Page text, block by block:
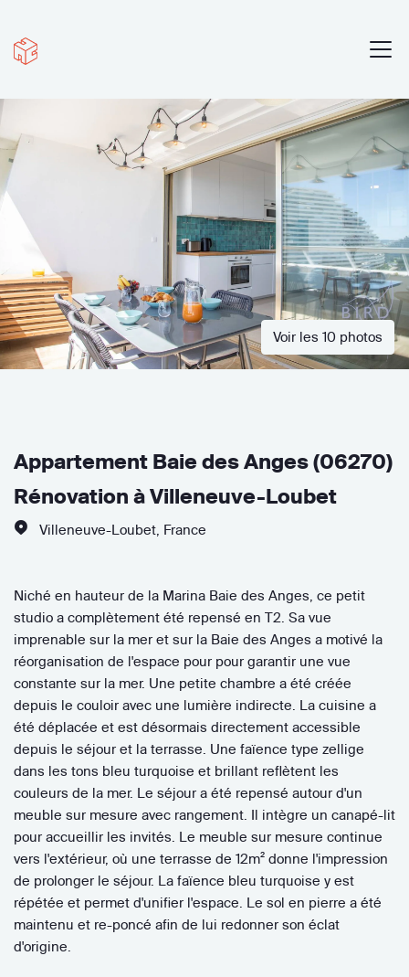
Voir les 10 photos
Appartement Baie des Anges (06270)
Rénovation à Villeneuve-Loubet
Villeneuve-Loubet France
Niché en hauteur de la Marina Baie des Anges, ce petit
studio a complètement été repensé en T2. Sa vue
imprenable sur la mer et sur la Baie des Anges a motivé la
réorganisation de l'espace pour pour garantir une vue
constante sur la mer. Une petite chambre a été créée
depuis le couloir avec une lumière indirecte. La cuisine a
été déplacée et est désormais directement accessible
depuis le séjour et la terrasse. Une faïence type zellige
dans les tons bleu turquoise et brillant reflètent les
couleurs de la mer. Le séjour a été repensé autour d'un
meuble sur mesure avec rangement. Il intègre un canapé-lit
pour accueillir les invités. Le meuble sur mesure continue
vers l'extérieur, où une terrasse de 12m² donne l'impression
de prolonger le séjour. La faïence bleu turquoise y est
répétée et permet d'unifier l'espace. Le sol en pierre a été
maintenu et re-poncé afin de lui redonner son éclat
d'origine.